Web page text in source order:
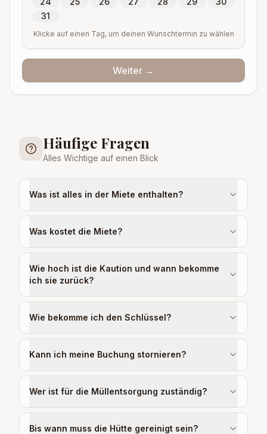
31
Klicke auf einen Tag, um deinen Wunschtermin zu wählen
Weiter →
Häufige Fragen
Alles Wichtige auf einen Blick
Was ist alles in der Miete enthalten?
Was kostet die Miete?
Wie hoch ist die Kaution und wann bekomme
ich sie zurück?
Wie bekomme ich den Schlüssel?
Kann ich meine Buchung stornieren?
Wer ist für die Müllentsorgung zuständig?
Bis wann muss die Hütte gereinigt sein?